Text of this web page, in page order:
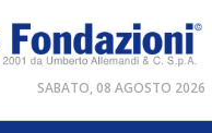
SABATO, 08 AGOSTO 2026